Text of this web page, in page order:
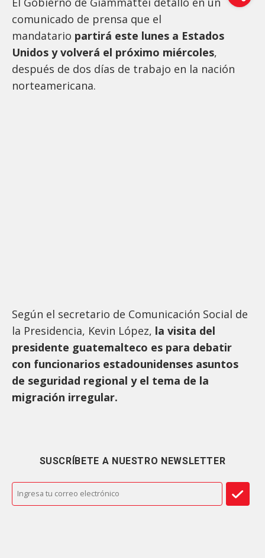
comunicado de prensa que el
mandatario partirá este lunes a Estados
Unidos y volverá el próximo miércoles,
después de dos días de trabajo en la nación
norteamericana.
Según el secretario de Comunicación Social de
la Presidencia, Kevin López, la visita del
presidente guatemalteco es para debatir
con funcionarios estadounidenses asuntos
de seguridad regional y el tema de la
migración irregular.
SUSCRÍBETE A NUESTRO NEWSLETTER